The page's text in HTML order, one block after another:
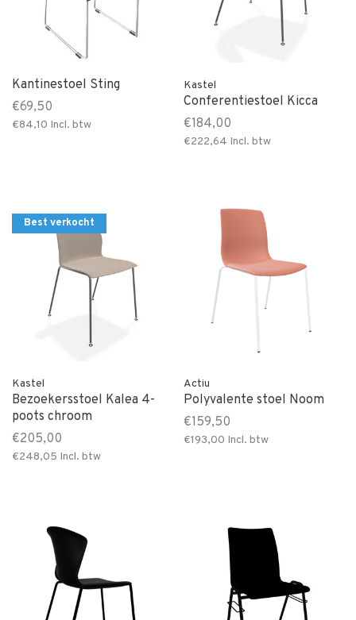
Kantinestoel Sting
€69,50
€84,10 Incl. btw
Kastel
Conferentiestoel Kicca
€184,00
€222,64 Incl. btw
Best verkocht
Kastel
Bezoekersstoel Kalea 4-
poots chroom
€205,00
€248,05 Incl. btw
Actiu
Polyvalente stoel Noom
€159,50
€193,00 Incl. btw